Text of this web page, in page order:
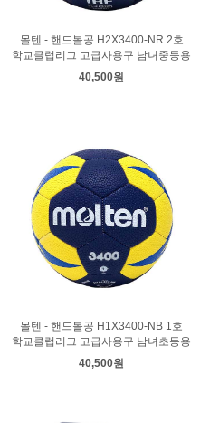
몰텐 - 핸드볼공 H2X3400-NR 2호
학교클럽리그 고급사용구 남녀중등용
40,500원
몰텐 - 핸드볼공 H1X3400-NB 1호
학교클럽리그 고급사용구 남녀초등용
40,500원